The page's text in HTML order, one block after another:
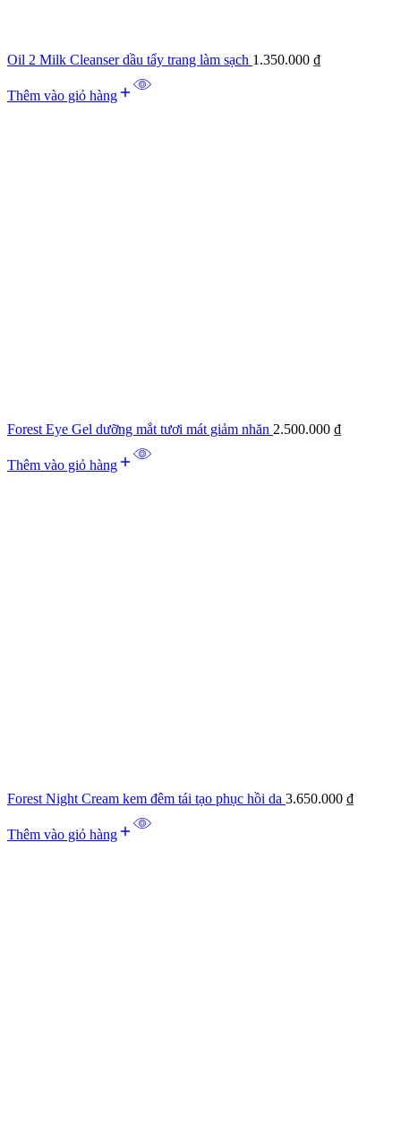
Oil 2 Milk Cleanser dầu tẩy trang làm sạch 1.350.000 ₫
Thêm vào giỏ hàng
Forest Eye Gel dưỡng mắt tươi mát giảm nhăn 2.500.000 ₫
Thêm vào giỏ hàng
Forest Night Cream kem đêm tái tạo phục hồi da 3.650.000 ₫
Thêm vào giỏ hàng